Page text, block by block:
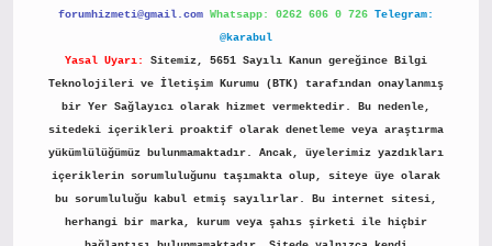
forumhizmeti@gmail.com Whatsapp: 0262 606 0 726 Telegram:
@karabul
Yasal Uyarı:
Sitemiz, 5651 Sayılı Kanun gereğince Bilgi
Teknolojileri ve İletişim Kurumu (BTK) tarafından onaylanmış
bir Yer Sağlayıcı olarak hizmet vermektedir. Bu nedenle,
sitedeki içerikleri proaktif olarak denetleme veya araştırma
yükümlülüğümüz bulunmamaktadır. Ancak, üyelerimiz yazdıkları
içeriklerin sorumluluğunu taşımakta olup, siteye üye olarak
bu sorumluluğu kabul etmiş sayılırlar. Bu internet sitesi,
herhangi bir marka, kurum veya şahıs şirketi ile hiçbir